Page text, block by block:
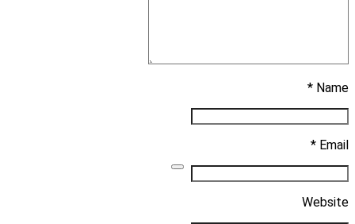
Name *
Email *
Website